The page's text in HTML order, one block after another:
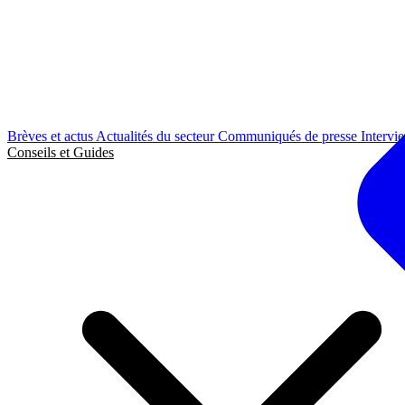
Brèves et actus Actualités du secteurCommuniqués de presse
Conseils et Guides